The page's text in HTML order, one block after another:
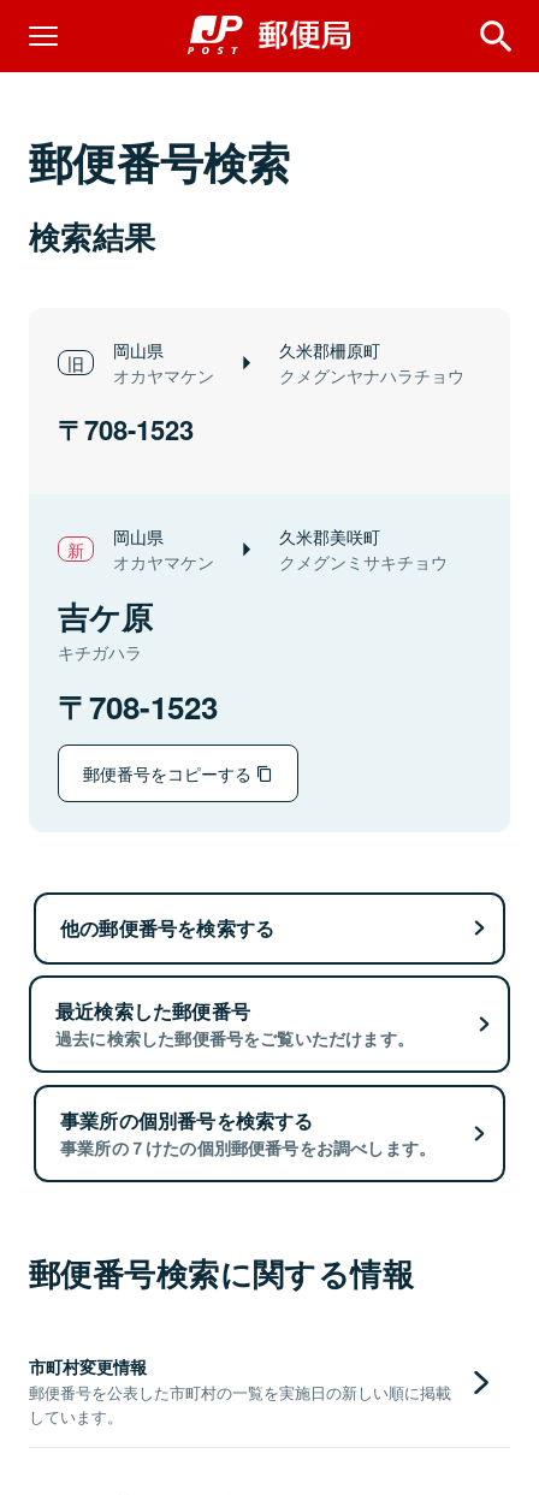
郵便番号検索
検索結果
岡山県
オカヤマケン
久米郡柵原町
クメグンヤナハラチョウ
708-1523
岡山県
オカヤマケン
久米郡美咲町
クメグンミサキチョウ
吉ケ原
キチガハラ
708-1523
郵便番号をコピーする
他の郵便番号を検索する
最近検索した郵便番号
過去に検索した郵便番号をご覧いただけます。
事業所の個別番号を検索する
事業所の７けたの個別郵便番号をお調べします。
郵便番号検索に関する情報
市町村変更情報
郵便番号を公表した市町村の一覧を実施日の新しい順に掲載
しています。